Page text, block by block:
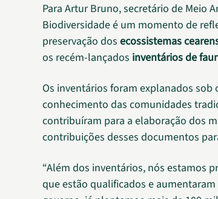
Para Artur Bruno, secretário de Meio
Biodiversidade é um momento de
preservação dos ecossistemas
os recém-lançados inventários de
Os inventários foram explanados
conhecimento das comunidades
contribuíram para a elaboração dos
contribuições desses documentos
“Além dos inventários, nós estamos
que estão qualificados e